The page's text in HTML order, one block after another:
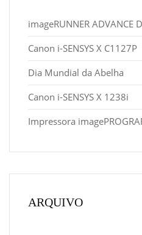
imageRUNNER ADVANCE
Canon i-SENSYS X C1127P
Dia Mundial da Abelha
Canon i-SENSYS X 1238i
Impressora
ARQUIVO